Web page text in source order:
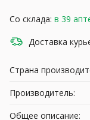
Со склада: в 39
Доставка
Страна
Производитель:
Общее описание: